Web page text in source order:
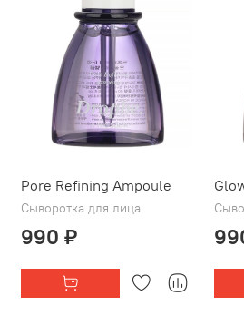
Pore Refining Ampoule
Сыворотка для лица
990 ₽